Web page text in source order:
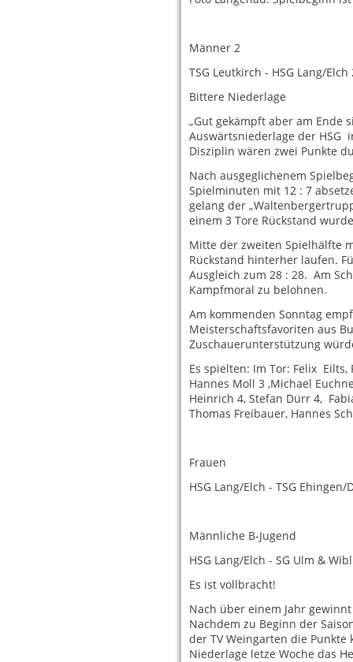
Männer 2
TSG Leutkirch - HSG Lang/Elch
Bittere Niederlage
„Gut gekämpft aber am Ende
Auswärtsniederlage der HSG
Disziplin wären zwei Punkte
Nach ausgeglichenem
Spielminuten mit 12 : 7
gelang der
einem 3 Tore Rückstand
Mitte der zweiten Spielhälfte
Rückstand hinterher laufen.
Ausgleich zum 28 : 28. Am
Kampfmoral zu belohnen.
Am kommenden Sonntag
Meisterschaftsfavoriten aus
Zuschauerunterstützung
Es spielten: Im Tor: Felix
Hannes Moll 3 ,Michael
Heinrich 4, Stefan Dürr 4,
Thomas Freibauer, Hannes
Frauen
HSG Lang/Elch - TSG Ehingen/
Männliche B-Jugend
HSG Lang/Elch - SG Ulm &
Es ist vollbracht!
Nach über einem Jahr
Nachdem zu Beginn der
der TV Weingarten die
Niederlage letze Woche das